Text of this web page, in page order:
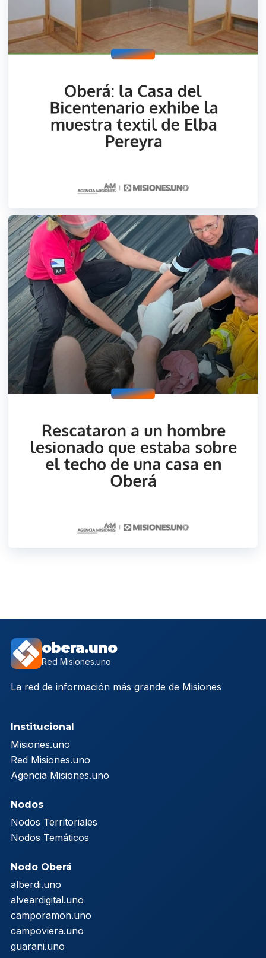
obera.uno
Red Misiones.uno
La red de información más grande de Misiones
Institucional
Misiones.uno
Red Misiones.uno
Agencia Misiones.uno
Nodos
Nodos Territoriales
Nodos Temáticos
Nodo Oberá
alberdi.uno
alveardigital.uno
camporamon.uno
campoviera.uno
guarani.uno